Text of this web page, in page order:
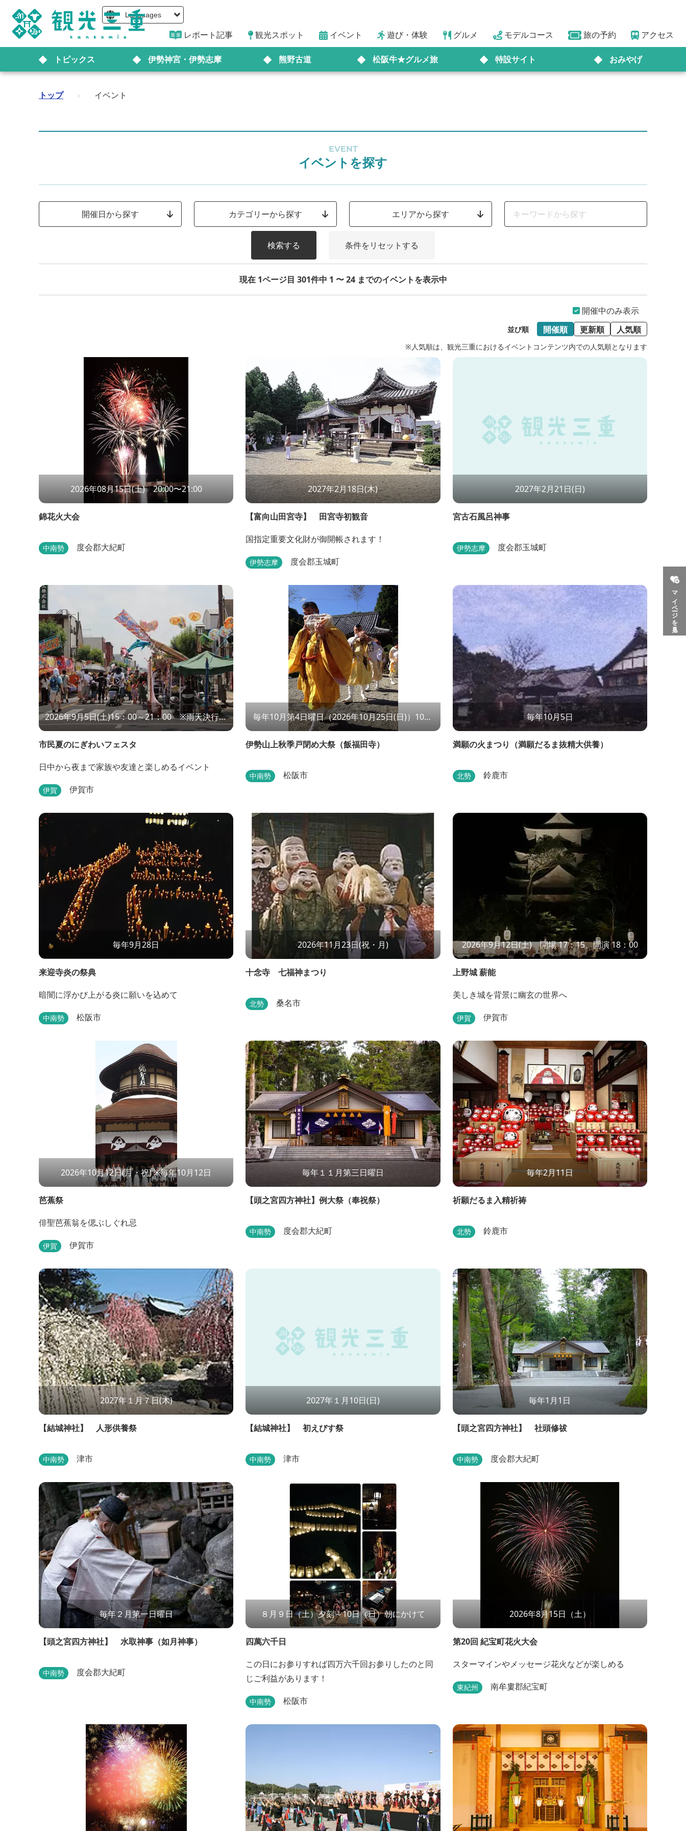
Languages
レポート記事 観光スポット イベント 遊び・体験 グルメ モデルコース 旅の予約 アクセス
トピックス 伊勢神宮・伊勢志摩 熊野古道 松阪牛★グルメ旅 特設サイト おみやげ
マイページを見る
トップ › イベント
EVENT
イベントを探す
開催日から探す カテゴリーから探す エリアから探す
検索する 条件をリセットする
現在 1ページ目 301件中 1 〜 24 までのイベントを表示中
開催中のみ表示
並び順 開催順 更新順 人気順
※人気順は、観光三重におけるイベントコンテンツ内での人気順となります
2026年08月15日(土) 20:00〜21:00
錦花火大会
中南勢 度会郡大紀町
2027年2月18日(木)
【富向山田宮寺】 田宮寺初観音
国指定重要文化財が御開帳されます！
伊勢志摩 度会郡玉城町
2027年2月21日(日)
宮古石風呂神事
伊勢志摩 度会郡玉城町
2026年9月5日(土)15：00～21：00 ※雨天決行、
荒天中止
市民夏のにぎわいフェスタ
日中から夜まで家族や友達と楽しめるイベント
伊賀 伊賀市
毎年10月第4日曜日（2026年10月25日(日)）10：
00～
伊勢山上秋季戸閉め大祭（飯福田寺）
中南勢 松阪市
毎年10月5日
満願の火まつり（満願だるま抜精大供養）
北勢 鈴鹿市
毎年9月28日
来迎寺炎の祭典
暗闇に浮かび上がる炎に願いを込めて
中南勢 松阪市
2026年11月23日(祝・月)
十念寺 七福神まつり
北勢 桑名市
2026年9月12日(土) 開場 17：15、開演 18：00
上野城 薪能
美しき城を背景に幽玄の世界へ
伊賀 伊賀市
2026年10月12日(月・祝) ※毎年10月12日
芭蕉祭
俳聖芭蕉翁を偲ぶしぐれ忌
伊賀 伊賀市
毎年１１月第三日曜日
【頭之宮四方神社】例大祭（奉祝祭）
中南勢 度会郡大紀町
毎年2月11日
祈願だるま入精祈祷
北勢 鈴鹿市
2027年１月７日(木)
【結城神社】 人形供養祭
中南勢 津市
2027年１月10日(日)
【結城神社】 初えびす祭
中南勢 津市
毎年1月1日
【頭之宮四方神社】 社頭修祓
中南勢 度会郡大紀町
毎年２月第一日曜日
【頭之宮四方神社】 水取神事（如月神事）
中南勢 度会郡大紀町
８月９日（土）夕刻～10日（日）朝にかけて
四萬六千日
この日にお参りすれば四万六千回お参りしたのと同
じご利益があります！
中南勢 松阪市
2026年8月15日（土）
第20回 紀宝町花火大会
スターマインやメッセージ花火などが楽しめる
東紀州 南牟婁郡紀宝町